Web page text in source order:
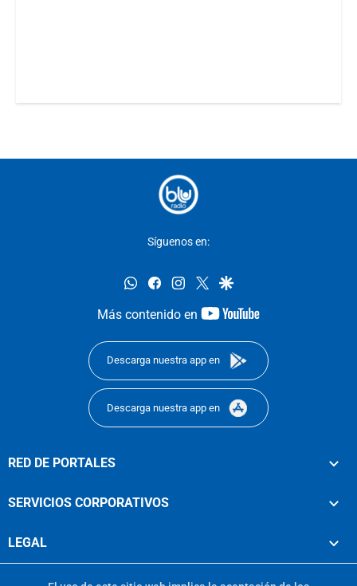
Síguenos en:
whatsappfacebookinstagram
twittergoogle
Más contenido en
youtube-
Descarga nuestra app en
Descarga nuestra app en
RED DE PORTALES
SERVICIOS CORPORATIVOS
LEGAL